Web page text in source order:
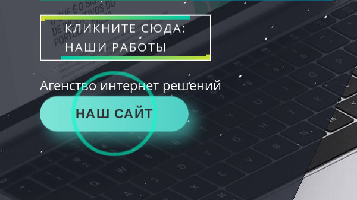
КЛИКНИТЕ СЮДА:
НАШИ РАБОТЫ
Агенство интернет решений
НАШ САЙТ